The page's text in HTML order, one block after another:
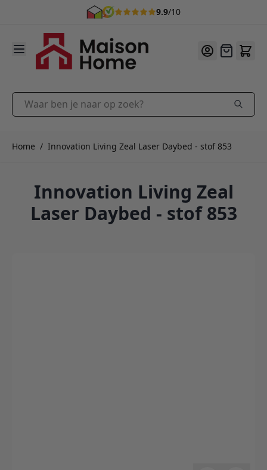
9.9/10
Ga naar de inhoud
Offerte
Waar ben je naar op zoek?
Home / Innovation Living Zeal Laser Daybed - stof 853
Innovation Living Zeal
Laser Daybed - stof 853